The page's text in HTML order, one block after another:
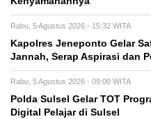
Rabu, 5 Agustus 2026 - 15:32 WITA
Kapolres Jeneponto Gelar
Jannah, Serap Aspirasi dan
Rabu, 5 Agustus 2026 - 09:00 WITA
Polda Sulsel Gelar TOT
Digital Pelajar di Sulsel